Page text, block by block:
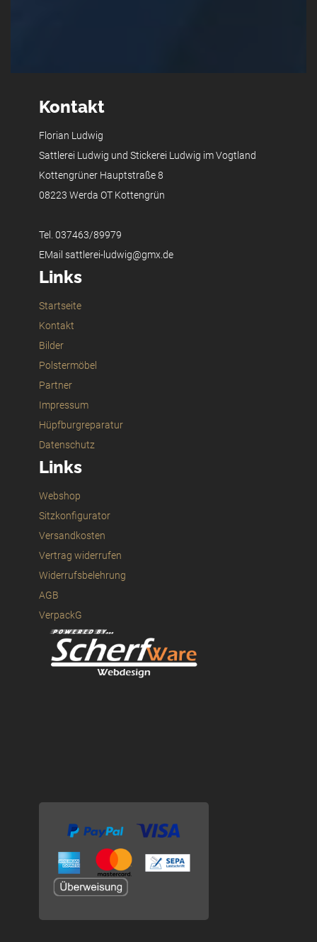
Kontakt
Florian Ludwig
Sattlerei Ludwig und Stickerei Ludwig im Vogtland
Kottengrüner Hauptstraße 8
08223 Werda OT Kottengrün
Tel. 037463/89979
EMail sattlerei-ludwig@gmx.de
Links
Startseite
Kontakt
Bilder
Polstermöbel
Partner
Impressum
Hüpfburgreparatur
Datenschutz
Links
Webshop
Sitzkonfigurator
Versandkosten
Vertrag widerrufen
Widerrufsbelehrung
AGB
VerpackG